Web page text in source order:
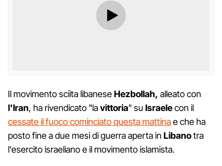
Il movimento sciita libaneseHezbollah, alleato con
l'Iran, ha rivendicato "lavittoria" su Israelecon il
cessate il fuoco cominciato questa mattinae che ha
posto fine a due mesi di guerra aperta in Libanotra
l'esercito israeliano e il movimento islamista.